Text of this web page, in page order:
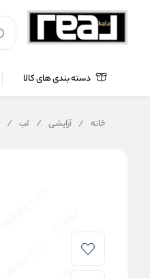
دسته بندی های کالا
خانه / آرایشی / لب /